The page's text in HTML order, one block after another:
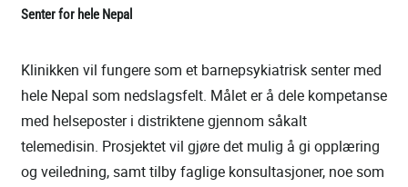
Senter for hele Nepal
Klinikken vil fungere som et barnepsykiatrisk senter med
hele Nepal som nedslagsfelt. Målet er å dele kompetanse
med helseposter i distriktene gjennom såkalt
telemedisin. Prosjektet vil gjøre det mulig å gi opplæring
og veiledning, samt tilby faglige konsultasjoner, noe som